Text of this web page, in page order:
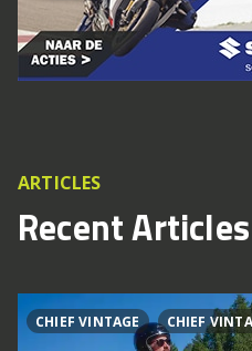
ARTICLES
Recent Articles
CHIEF VINTAGE CHIEF